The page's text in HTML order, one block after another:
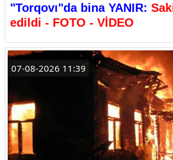
"Torqovı"da bina YANIR:
edildi - FOTO - VİDEO
07-08-2026 11:39